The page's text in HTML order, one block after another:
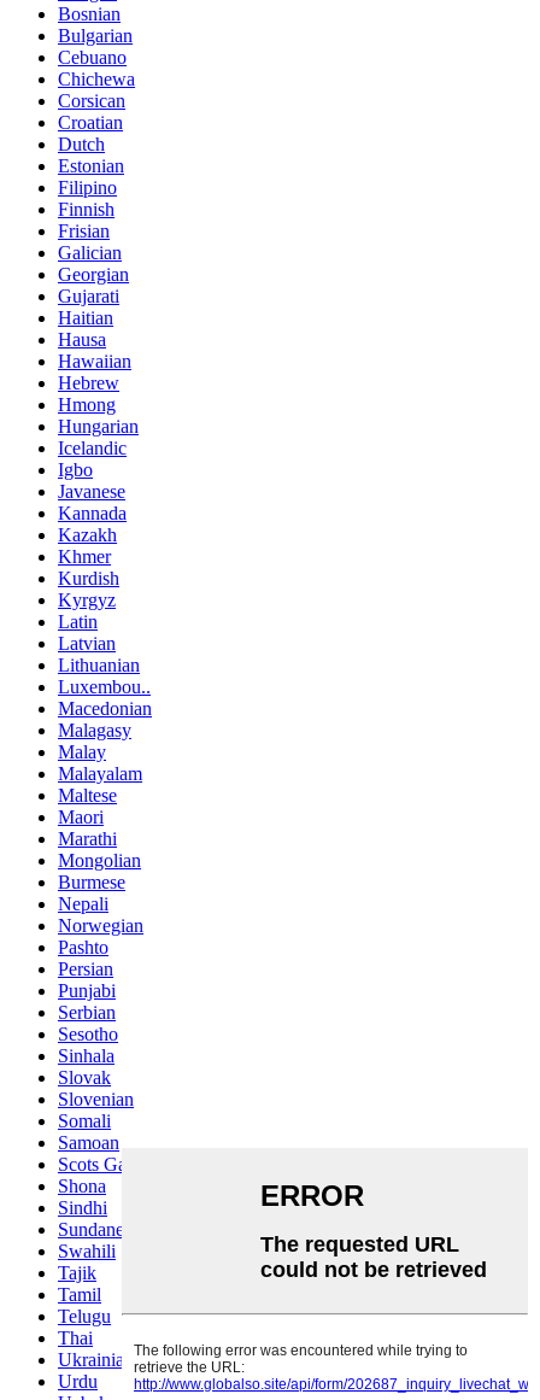
Bosnian
Bulgarian
Cebuano
Chichewa
Corsican
Croatian
Dutch
Estonian
Filipino
Finnish
Frisian
Galician
Georgian
Gujarati
Haitian
Hausa
Hawaiian
Hebrew
Hmong
Hungarian
Icelandic
Igbo
Javanese
Kannada
Kazakh
Khmer
Kurdish
Kyrgyz
Latin
Latvian
Lithuanian
Luxembou..
Macedonian
Malagasy
Malay
Malayalam
Maltese
Maori
Marathi
Mongolian
Burmese
Nepali
Norwegian
Pashto
Persian
Punjabi
Serbian
Sesotho
Sinhala
Slovak
Slovenian
Somali
Samoan
Scots Gaelic
Shona
Sindhi
Sundanese
Swahili
Tajik
Tamil
Telugu
Thai
Ukrainian
Urdu